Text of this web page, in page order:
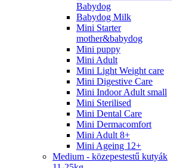
Babydog
Babydog Milk
Mini Starter
mother&babydog
Mini puppy
Mini Adult
Mini Light Weight care
Mini Digestive Care
Mini Indoor Adult small
Mini Sterilised
Mini Dental Care
Mini Dermacomfort
Mini Adult 8+
Mini Ageing 12+
Medium - közepestestű kutyák